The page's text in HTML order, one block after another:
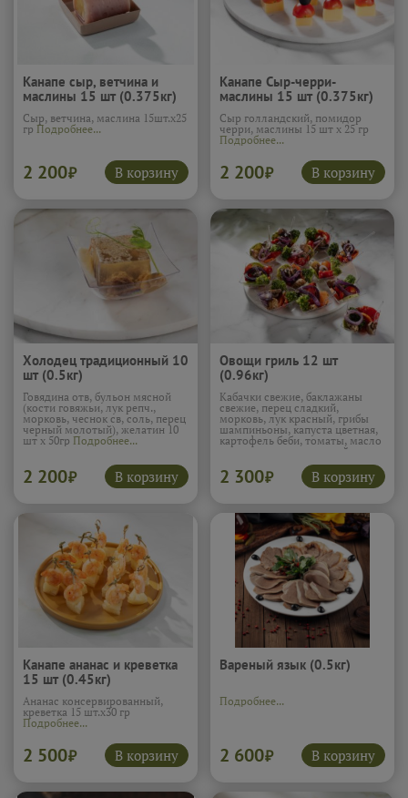
Канапе сыр, ветчина и
маслины 15 шт (0.375кг)
Сыр, ветчина, маслина 15шт.х25
гр Подробнее...
2 200₽ В корзину
Канапе Сыр-черри-
маслины 15 шт (0.375кг)
Сыр голландский, помидор
черри, маслины 15 шт х 25 гр
Подробнее...
2 200₽ В корзину
Холодец традиционный 10
шт (0.5кг)
Говядина отв, бульон мясной
(кости говяжьи, лук репч.,
морковь, чеснок св, соль, перец
черный молотый), желатин 10
шт х 50гр Подробнее...
2 200₽ В корзину
Овощи гриль 12 шт
(0.96кг)
Кабачки свежие, баклажаны
свежие, перец сладкий,
морковь, лук красный, грибы
шампиньоны, капуста цветная,
картофель беби, томаты, масло
подсолн., тимьян свежий, соль
Подробнее...
2 300₽ В корзину
Канапе ананас и креветка
15 шт (0.45кг)
Ананас консервированный,
креветка 15 шт.х30 гр
Подробнее...
2 500₽ В корзину
Вареный язык (0.5кг)
Подробнее...
2 600₽ В корзину